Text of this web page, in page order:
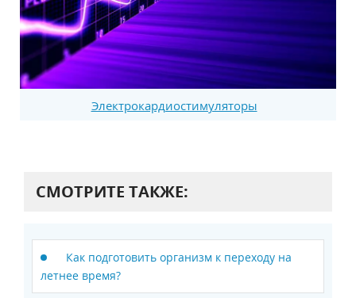
Электрокардиостимуляторы
СМОТРИТЕ ТАКЖЕ:
Как подготовить организм к переходу на
летнее время?